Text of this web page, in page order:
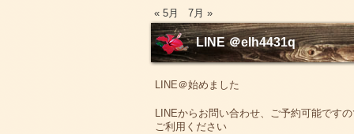
« 5月 7月 »
LINE ＠elh4431q
LINE＠始めました
LINEからお問い合わせ、ご予約可能です
ご利用ください